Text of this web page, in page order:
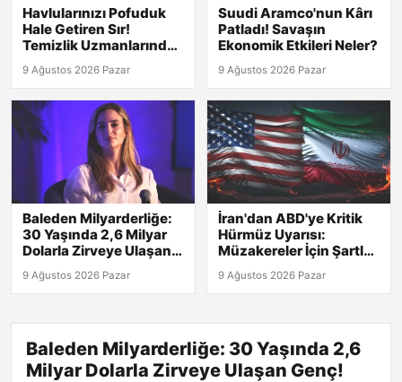
Havlularınızı Pofuduk
Hale Getiren Sır!
Temizlik Uzmanlarından
Yumuşatıcıya Gerek
Yok!
9 Ağustos 2026 Pazar
Suudi Aramco'nun Kârı
Patladı! Savaşın
Ekonomik Etkileri Neler?
9 Ağustos 2026 Pazar
Baleden Milyarderliğe:
30 Yaşında 2,6 Milyar
Dolarla Zirveye Ulaşan
Genç!
9 Ağustos 2026 Pazar
İran'dan ABD'ye Kritik
Hürmüz Uyarısı:
Müzakereler İçin Şartlar
Belirlendi!
9 Ağustos 2026 Pazar
Baleden Milyarderliğe: 30 Yaşında 2,6
Milyar Dolarla Zirveye Ulaşan Genç!